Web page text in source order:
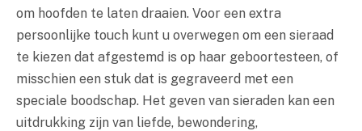
om hoofden te laten draaien. Voor een extra
persoonlijke touch kunt u overwegen om een sieraad
te kiezen dat afgestemd is op haar geboortesteen, of
misschien een stuk dat is gegraveerd met een
speciale boodschap. Het geven van sieraden kan een
uitdrukking zijn van liefde, bewondering,